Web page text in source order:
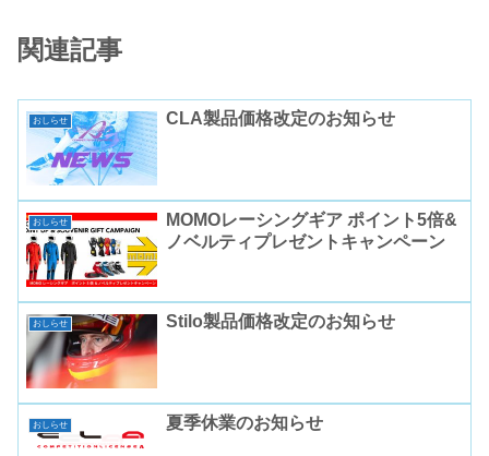
関連記事
おしらせ CLA製品価格改定のお知らせ
おしらせ
MOMOレーシングギア ポイント5倍&
ノベルティプレゼントキャンペーン
おしらせ Stilo製品価格改定のお知らせ
おしらせ 夏季休業のお知らせ